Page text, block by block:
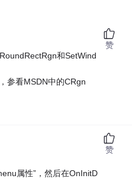
和SetWind
参看MSDN中的CRgn
赞
属性”，然后在OnInitD
赞